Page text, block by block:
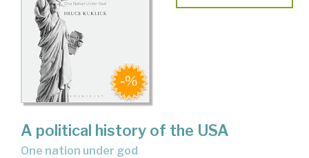
A political history of the USA
one nation under god